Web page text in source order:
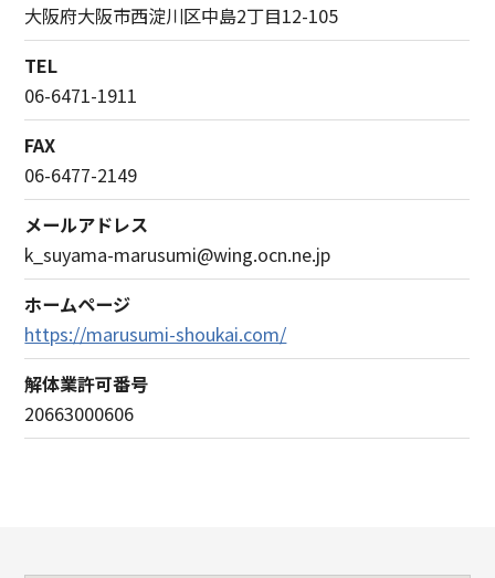
大阪府大阪市西淀川区中島2丁目12-105
TEL
06-6471-1911
FAX
06-6477-2149
メールアドレス
k_suyama-marusumi@wing.ocn.ne.jp
ホームページ
https://marusumi-shoukai.com/
解体業許可番号
20663000606